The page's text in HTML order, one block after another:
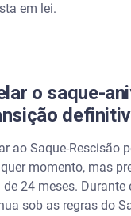
em lei.
o saque-
ao Saque-Rescisão
momento, mas
24 meses. Durante
sob as regras do